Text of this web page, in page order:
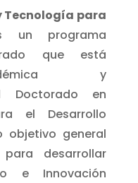
Tecnología para
un programa
que está
y
Doctorado en
el Desarrollo
objetivo general
desarrollar
e Innovación